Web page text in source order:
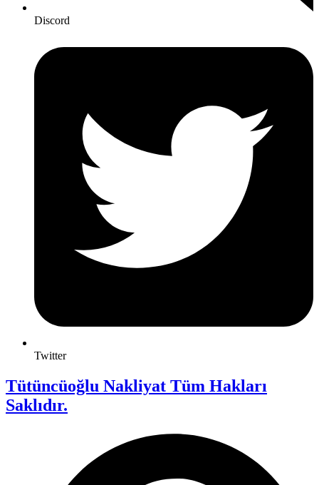
Discord
Twitter
Tütüncüoğlu Nakliyat Tüm Hakları
Saklıdır.